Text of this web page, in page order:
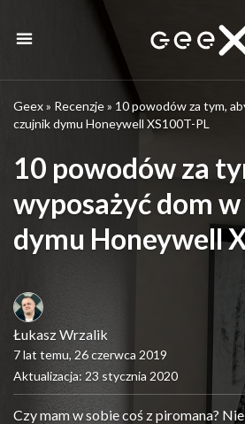
Geex» Recenzje» 10 powodów za tym,
czujnik dymu Honeywell XS100T-PL
10 powodów za
wyposażyć dom
dymu Honeywell
Łukasz Wrzalik
7 lat temu, 26 czerwca 2019
Aktualizacja: 23 stycznia 2020
Czy mam w sobie coś z piromana?